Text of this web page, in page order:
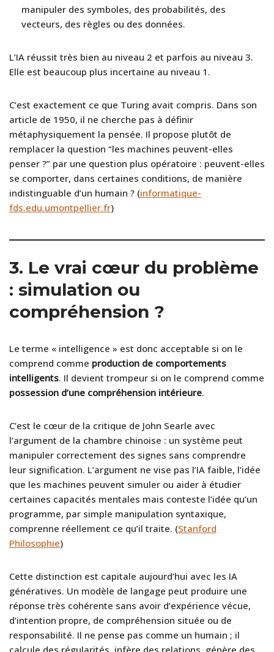
manipuler des symboles, des probabilités, des
vecteurs, des règles ou des données.
L’IA réussit très bien au niveau 2 et parfois au niveau 3.
Elle est beaucoup plus incertaine au niveau 1.
C’est exactement ce que Turing avait compris. Dans son
article de 1950, il ne cherche pas à définir
métaphysiquement la pensée. Il propose plutôt de
remplacer la question “les machines peuvent-elles
penser ?” par une question plus opératoire : peuvent-elles
se comporter, dans certaines conditions, de manière
indistinguable d’un humain ? (informatique-
fds.edu.umontpellier.fr)
3. Le vrai cœur du problème
: simulation ou
compréhension ?
Le terme « intelligence » est donc acceptable si on le
comprend comme production de comportements
intelligents. Il devient trompeur si on le comprend comme
possession d’une compréhension intérieure.
C’est le cœur de la critique de John Searle avec
l’argument de la chambre chinoise : un système peut
manipuler correctement des signes sans comprendre
leur signification. L’argument ne vise pas l’IA faible, l’idée
que les machines peuvent simuler ou aider à étudier
certaines capacités mentales mais conteste l’idée qu’un
programme, par simple manipulation syntaxique,
comprenne réellement ce qu’il traite. (Stanford
Philosophie)
Cette distinction est capitale aujourd’hui avec les IA
génératives. Un modèle de langage peut produire une
réponse très cohérente sans avoir d’expérience vécue,
d’intention propre, de compréhension située ou de
responsabilité. Il ne pense pas comme un humain ; il
calcule des régularités, infère des relations, génère des